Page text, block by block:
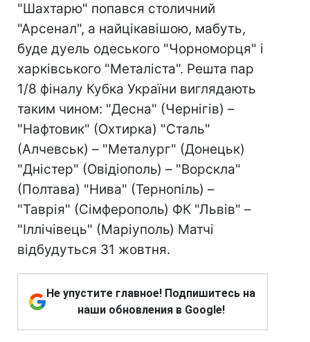
"Шахтарю" попався столичний
"Арсенал", а найцікавішою, мабуть,
буде дуель одеського "Чорноморця" і
харківського "Металіста". Решта пар
1/8 фіналу Кубка України виглядають
таким чином: "Десна" (Чернігів) –
"Нафтовик" (Охтирка) "Сталь"
(Алчевськ) – "Металург" (Донецьк)
"Дністер" (Овідіополь) – "Ворскла"
(Полтава) "Нива" (Тернопіль) –
"Таврія" (Сімферополь) ФК "Львів" –
"Іллічівець" (Маріуполь) Матчі
відбудуться 31 жовтня.
Не упустите главное! Подпишитесь на
наши обновления в Google!